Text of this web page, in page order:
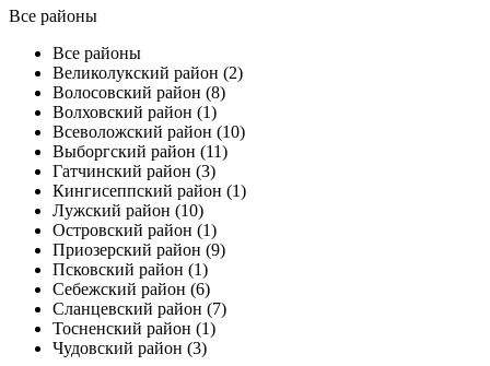
Все районы
Все районы
Великолукский район (2)
Волосовский район (8)
Волховский район (1)
Всеволожский район (10)
Выборгский район (11)
Гатчинский район (3)
Кингисеппский район (1)
Лужский район (10)
Островский район (1)
Приозерский район (9)
Псковский район (1)
Себежский район (6)
Сланцевский район (7)
Тосненский район (1)
Чудовский район (3)